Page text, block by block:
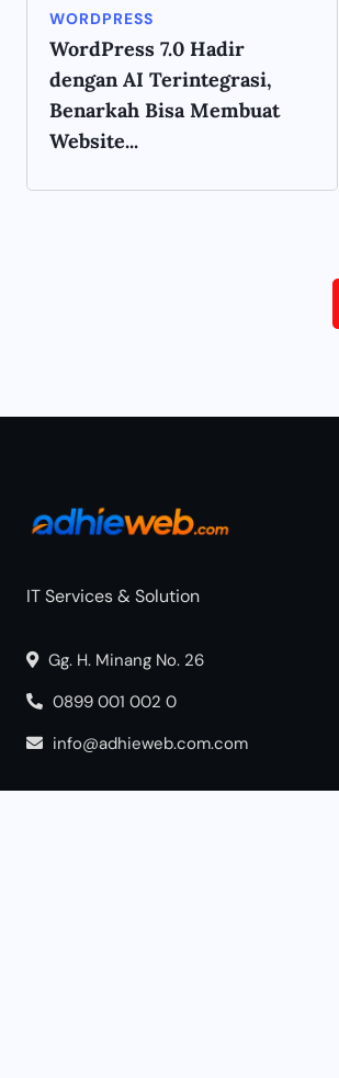
WORDPRESS
WordPress 7.0 Hadir
dengan AI Terintegrasi,
Benarkah Bisa Membuat
Website...
IT Services & Solution
Gg. H. Minang No. 26
0899 001 002 0
info@adhieweb.com.com